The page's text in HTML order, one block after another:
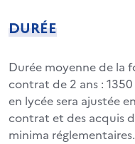
DURÉE
Durée moyenne de la
contrat de 2 ans :
en lycée sera ajustée
contrat et des acquis
minima réglementaires.